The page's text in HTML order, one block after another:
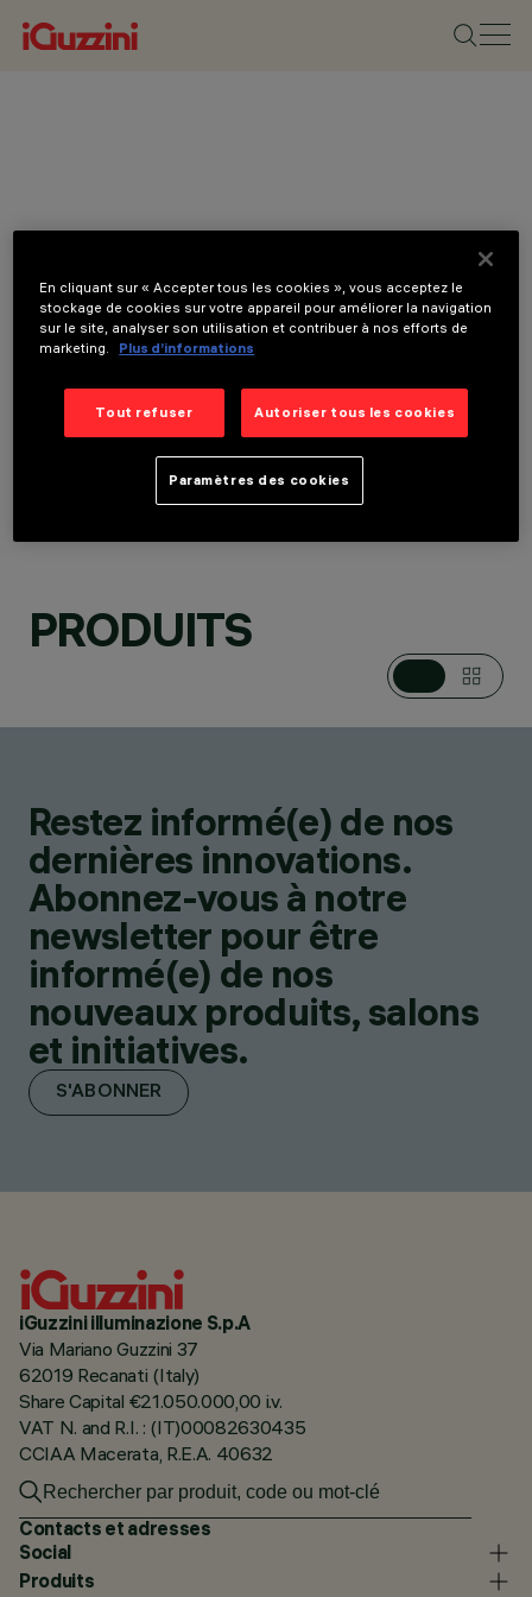
SUSPENSIONS,
LINÉAIRES,
PRODUITS
48
PRODUITS
Restez informé(e) de nos
dernières innovations.
Abonnez-vous à notre
newsletter pour être
informé(e) de nos
nouveaux produits, salons
et initiatives.
S'ABONNER
iGuzzini illuminazione S.p.A
Via Mariano Guzzini 37
62019 Recanati (Italy)
Share Capital €21.050.000,00 i.v.
VAT N. and R.I. : (IT)00082630435
CCIAA Macerata, R.E.A. 40632
Contacts et adresses
Social
Produits
En cliquant sur « Accepter tous les cookies », vous acceptez le
stockage de cookies sur votre appareil pour améliorer la navigation
sur le site, analyser son utilisation et contribuer à nos efforts de
marketing.
Plus d’informations
Tout refuser Autoriser tous les cookies
Paramètres des cookies